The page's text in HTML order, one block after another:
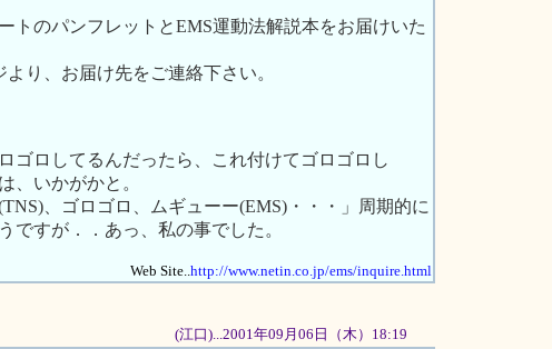
トのパンフレットとEMS運動法解説本をお届けいた
り、お届け先をご連絡下さい。
ゴロしてるんだったら、これ付けてゴロゴロし
、いかがかと。
、ゴロゴロ、ムギューー(EMS)・・・」周期的に
ですが．．あっ、私の事でした。
Web Site..http://www.netin.co.jp/ems/inquire.html
(江口)...2001年09月06日（木）18:19